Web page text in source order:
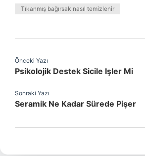
Tıkanmış bağırsak nasıl temizlenir
Önceki Yazı
Psikolojik Destek Sicile Işler Mi
Sonraki Yazı
Seramik Ne Kadar Sürede Pişer